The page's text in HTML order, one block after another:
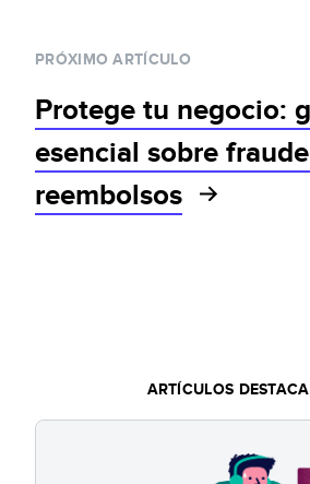
PRÓXIMO ARTÍCULO
Protege tu negocio:
esencial sobre
reembolsos
ARTÍCULOS